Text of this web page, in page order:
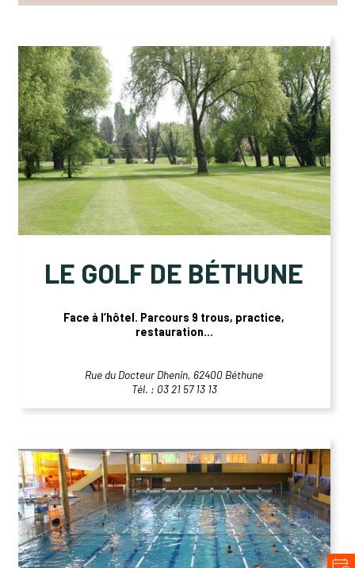
LE GOLF DE BÉTHUNE
Face à l’hôtel. Parcours 9 trous, practice,
restauration...
Rue du Docteur Dhenin, 62400 Béthune
Tél. : 03 21 57 13 13